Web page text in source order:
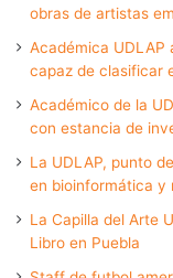
obras de artistas
Académica UDLAP
capaz de clasificar
Académico de la
con estancia de
La UDLAP, punto
en bioinformática y
La Capilla del Arte
Libro en Puebla